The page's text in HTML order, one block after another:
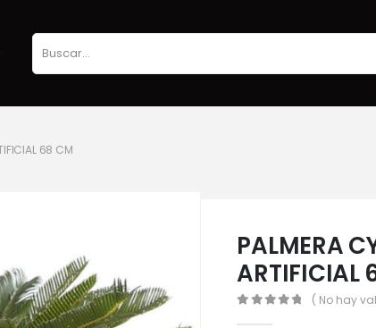
68 CM
PALMERA
ARTIFICIAL
( No hay